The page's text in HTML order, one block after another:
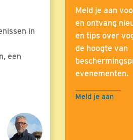
in
een
Meld je aan
en ontvang
en tips over
de hoogte van
evenementen.
Meld je aan